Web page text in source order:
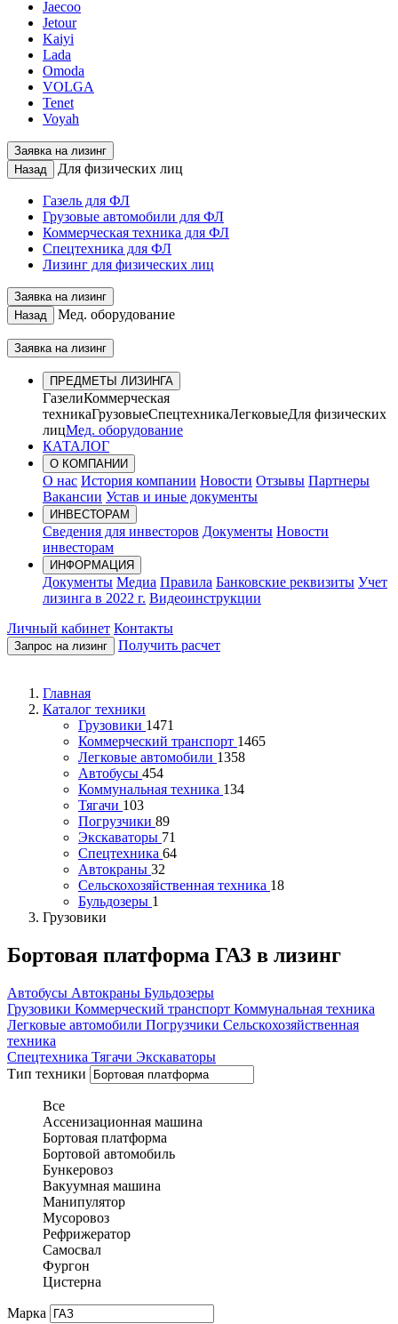
Jaecoo
Jetour
Kaiyi
Lada
Omoda
VOLGA
Tenet
Voyah
Заявка на лизинг
Назад
Для физических лиц
Газель для ФЛ
Грузовые автомобили для ФЛ
Коммерческая техника для ФЛ
Спецтехника для ФЛ
Лизинг для физических лиц
Заявка на лизинг
Назад
Мед. оборудование
Заявка на лизинг
ПРЕДМЕТЫ ЛИЗИНГА
ГазелиКоммерческая
техникаГрузовыеСпецтехникаЛегковыеДля физических
лицМед. оборудование
КАТАЛОГ
О КОМПАНИИ
О нас История компании Новости Отзывы Партнеры
Вакансии Устав и иные документы
ИНВЕСТОРАМ
Сведения для инвесторов Документы Новости
инвесторам
ИНФОРМАЦИЯ
Документы Медиа Правила Банковские реквизиты Учет
лизинга в 2022 г. Видеоинструкции
Личный кабинет Контакты
Запрос на лизинг Получить расчет
Главная
Каталог техники
Грузовики 1471
Коммерческий транспорт 1465
Легковые автомобили 1358
Автобусы 454
Коммунальная техника 134
Тягачи 103
Погрузчики 89
Экскаваторы 71
Спецтехника 64
Автокраны 32
Сельскохозяйственная техника 18
Бульдозеры 1
Грузовики
Бортовая платформа ГАЗ в лизинг
Автобусы Автокраны Бульдозеры
Грузовики Коммерческий транспорт Коммунальная техника
Легковые автомобили Погрузчики Сельскохозяйственная
техника
Спецтехника Тягачи Экскаваторы
Тип техники
Все
Ассенизационная машина
Бортовая платформа
Бортовой автомобиль
Бункеровоз
Вакуумная машина
Манипулятор
Мусоровоз
Рефрижератор
Самосвал
Фургон
Цистерна
Марка